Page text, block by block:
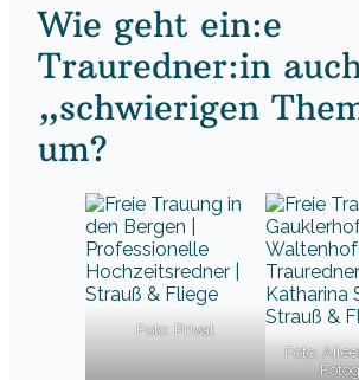
Wie geht ein:e
Trauredner:in
„schwierigen
um?
Foto: Privat
Foto: